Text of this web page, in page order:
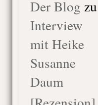
Der Blog zu
Interview
mit Heike
Susanne
Daum